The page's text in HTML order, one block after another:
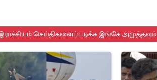
செய்திகளைப் படிக்க இங்கே அழுத்தவும்